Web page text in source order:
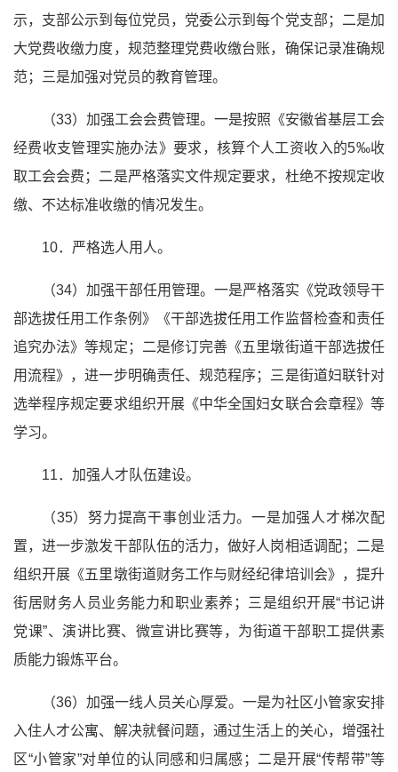
示，支部公示到每位党员，党委公示到每个党支部；二是加
大党费收缴力度，规范整理党费收缴台账，确保记录准确规
范；三是加强对党员的教育管理。
（33）加强工会会费管理。一是按照《安徽省基层工会
经费收支管理实施办法》要求，核算个人工资收入的5‰收
取工会会费；二是严格落实文件规定要求，杜绝不按规定收
缴、不达标准收缴的情况发生。
10．严格选人用人。
（34）加强干部任用管理。一是严格落实《党政领导干
部选拔任用工作条例》《干部选拔任用工作监督检查和责任
追究办法》等规定；二是修订完善《五里墩街道干部选拔任
用流程》，进一步明确责任、规范程序；三是街道妇联针对
选举程序规定要求组织开展《中华全国妇女联合会章程》等
学习。
11．加强人才队伍建设。
（35）努力提高干事创业活力。一是加强人才梯次配
置，进一步激发干部队伍的活力，做好人岗相适调配；二是
组织开展《五里墩街道财务工作与财经纪律培训会》，提升
街居财务人员业务能力和职业素养；三是组织开展“书记讲
党课”、演讲比赛、微宣讲比赛等，为街道干部职工提供素
质能力锻炼平台。
（36）加强一线人员关心厚爱。一是为社区小管家安排
入住人才公寓、解决就餐问题，通过生活上的关心，增强社
区“小管家”对单位的认同感和归属感；二是开展“传帮带”等